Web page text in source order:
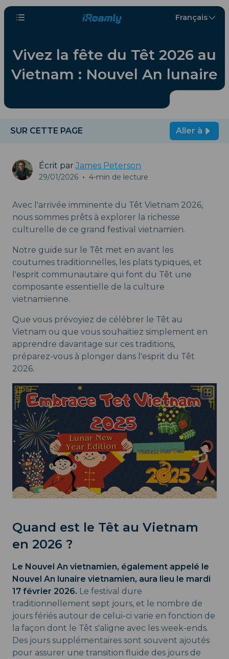
Français
Vivez la fête du Têt 2026 au
Vietnam : Nouvel An lunaire
SUR CETTE PAGE Aller à
Écrit par James Peterson
29/01/2026 • 4-min de lecture
Avec l'arrivée imminente du Têt Vietnam 2026,
nous sommes prêts à explorer la richesse
culturelle de ce grand festival vietnamien.
Notre guide sur le Têt met en avant les
coutumes traditionnelles, les plats typiques, et
l'esprit communautaire qui font du Têt une
composante essentielle de la culture
vietnamienne.
Que vous prévoyiez de célébrer le Têt au
Vietnam ou que vous souhaitiez simplement en
apprendre davantage sur ces traditions,
préparez-vous à plonger dans l'esprit du Têt
2026.
Quand est le Têt au Vietnam
en 2026 ?
Le Nouvel An vietnamien, également appelé le
Nouvel An lunaire vietnamien, aura lieu le mardi
17 février 2026. Le festival dure
traditionnellement sept jours, et le nombre de
jours fériés autour de celui-ci varie en fonction de
la façon dont le Têt s'aligne avec les week-ends.
Des jours supplémentaires sont souvent ajoutés
pour assurer une transition fluide des jours de